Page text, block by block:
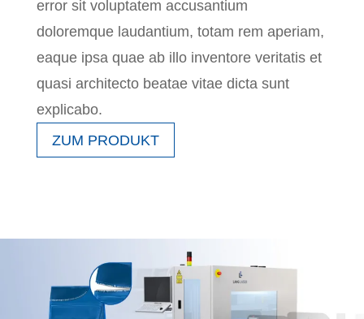
error sit voluptatem accusantium
doloremque laudantium, totam rem aperiam,
eaque ipsa quae ab illo inventore veritatis et
quasi architecto beatae vitae dicta sunt
explicabo.
ZUM PRODUKT